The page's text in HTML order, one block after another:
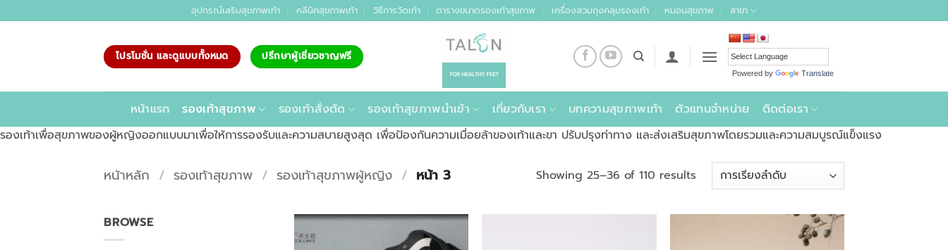
ไป
อุปกรณ์เสริมสุขภาพเท้า คลีนิคสุขภาพเท้า วิธีการวัดเท้า ตารางขนาดรองเท้าสุขภาพ เครื่องสวมถุงคลุมรองเท้า หมอนสุขภาพ สาขา
โปรโมชั่น และดูแบบทั้งหมด ปรึกษาผู้เชี่ยวชาญฟรี
Powered by Translate
หน้าแรก รองเท้าสุขภาพ รองเท้าสั่งตัด รองเท้าสุขภาพนำเข้า เกี่ยวกับเรา บทความสุขภาพเท้า ตัวแทนจำหน่าย
ติดต่อเรา
รองเท้าเพื่อสุขภาพของผู้หญิงออกแบบมาเพื่อให้การรองรับและความสบายสูงสุด เพื่อป้องกันความเมื่อยล้าของเท้าและขา ปรับปรุงท่าทาง และส่งเสริมสุขภาพโดยรวมและความสมบูรณ์แข็งแรง
หน้าหลัก / รองเท้าสุขภาพ / รองเท้าสุขภาพผู้หญิง / หน้า 3 Showing 25–36 of 110 results
BROWSE